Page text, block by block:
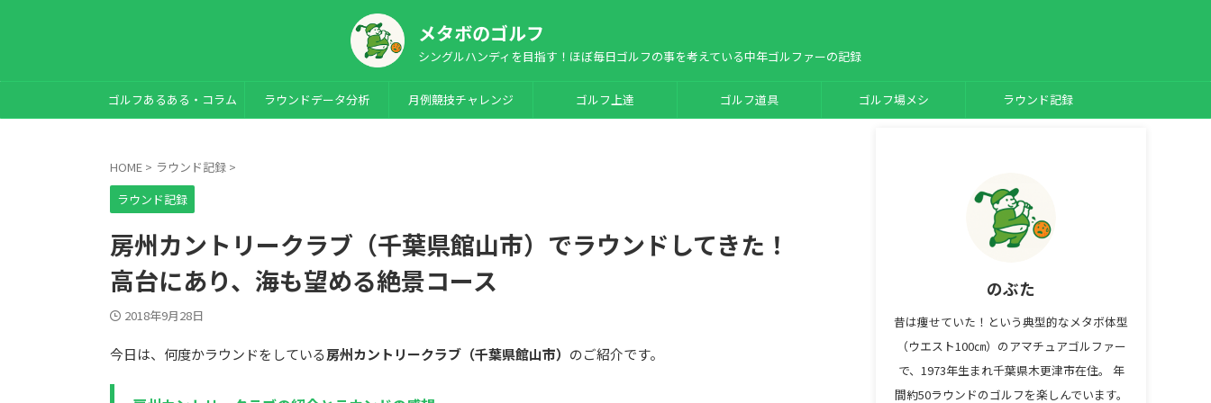
メタボのゴルフ
シングルハンディを目指す！ほぼ毎日ゴルフの事を考えている中年ゴルファーの記録
ゴルフあるある・コラム ラウンドデータ分析 月例競技チャレンジ ゴルフ上達 ゴルフ道具 ゴルフ場メシ ラウンド記録
HOME > ラウンド記録 >
ラウンド記録
房州カントリークラブ（千葉県館山市）でラウンドしてきた！
高台にあり、海も望める絶景コース
2018年9月28日
今日は、何度かラウンドをしている房州カントリークラブ（千葉県館山市） のご紹介です。
のぶた
昔は痩せていた！という典型的なメタボ体型
（ウエスト100㎝）のアマチュアゴルファー
で、1973年生まれ千葉県木更津市在住。 年
間約50ラウンドのゴルフを楽しんでいます。